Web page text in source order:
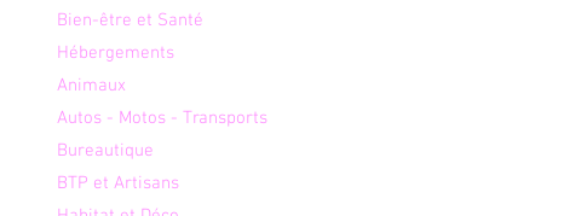
Top 3 des meilleurs IPTV :
quel abonnement IPTV
domine vraiment le
Bien-être et Santé
Hébergements
Animaux
Autos - Motos - Transports
Bureautique
BTP et Artisans